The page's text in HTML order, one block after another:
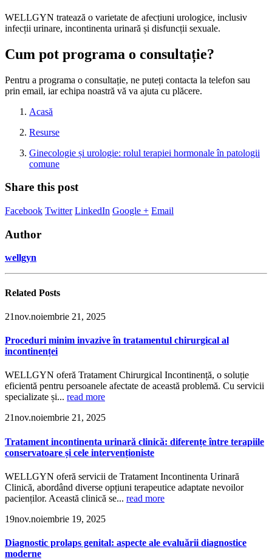
WELLGYN tratează o varietate de afecțiuni urologice, inclusiv
infecții urinare, incontinenta urinară și disfuncții sexuale.
Cum pot programa o consultație?
Pentru a programa o consultație, ne puteți contacta la telefon sau
prin email, iar echipa noastră vă va ajuta cu plăcere.
Acasă
Resurse
Ginecologie și urologie: rolul terapiei hormonale în patologii
comune
Share this post
Facebook Twitter LinkedIn Google + Email
Author
wellgyn
Related Posts
21nov.noiembrie 21, 2025
Proceduri minim invazive în tratamentul chirurgical al
incontinenței
WELLGYN oferă Tratament Chirurgical Incontinență, o soluție
eficientă pentru persoanele afectate de această problemă. Cu servicii
specializate și... read more
21nov.noiembrie 21, 2025
Tratament incontinenta urinară clinică: diferențe între terapiile
conservatoare și cele intervenționiste
WELLGYN oferă servicii de Tratament Incontinenta Urinară
Clinică, abordând diverse opțiuni terapeutice adaptate nevoilor
pacienților. Această clinică se... read more
19nov.noiembrie 19, 2025
Diagnostic prolaps genital: aspecte ale evaluării diagnostice
moderne